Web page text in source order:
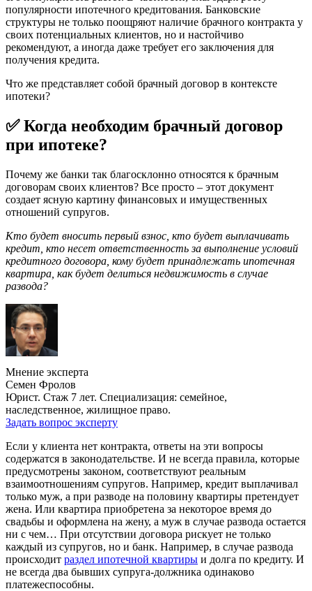
популярности ипотечного кредитования. Банковские
структуры не только поощряют наличие брачного контракта у
своих потенциальных клиентов, но и настойчиво
рекомендуют, а иногда даже требует его заключения для
получения кредита.
Что же представляет собой брачный договор в контексте
ипотеки?
✅ Когда необходим брачный договор
при ипотеке?
Почему же банки так благосклонно относятся к брачным
договорам своих клиентов? Все просто – этот документ
создает ясную картину финансовых и имущественных
отношений супругов.
Кто будет вносить первый взнос, кто будет выплачивать
кредит, кто несет ответственность за выполнение условий
кредитного договора, кому будет принадлежать ипотечная
квартира, как будет делиться недвижимость в случае
развода?
Мнение эксперта
Семен Фролов
Юрист. Стаж 7 лет. Специализация: семейное,
наследственное, жилищное право.
Задать вопрос эксперту
Если у клиента нет контракта, ответы на эти вопросы
содержатся в законодательстве. И не всегда правила, которые
предусмотрены законом, соответствуют реальным
взаимоотношениям супругов. Например, кредит выплачивал
только муж, а при разводе на половину квартиры претендует
жена. Или квартира приобретена за некоторое время до
свадьбы и оформлена на жену, а муж в случае развода остается
ни с чем… При отсутствии договора рискует не только
каждый из супругов, но и банк. Например, в случае развода
происходит раздел ипотечной квартиры и долга по кредиту. И
не всегда два бывших супруга-должника одинаково
платежеспособны.